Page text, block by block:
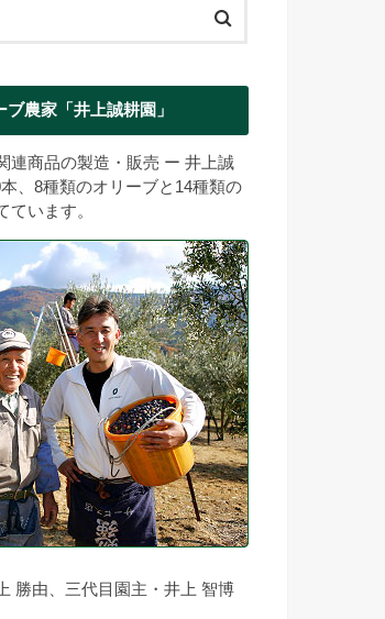
農家「井上誠耕園」
連商品の製造・販売 ー 井上誠
、8種類のオリーブと14種類の
ています。
勝由、三代目園主・井上 智博